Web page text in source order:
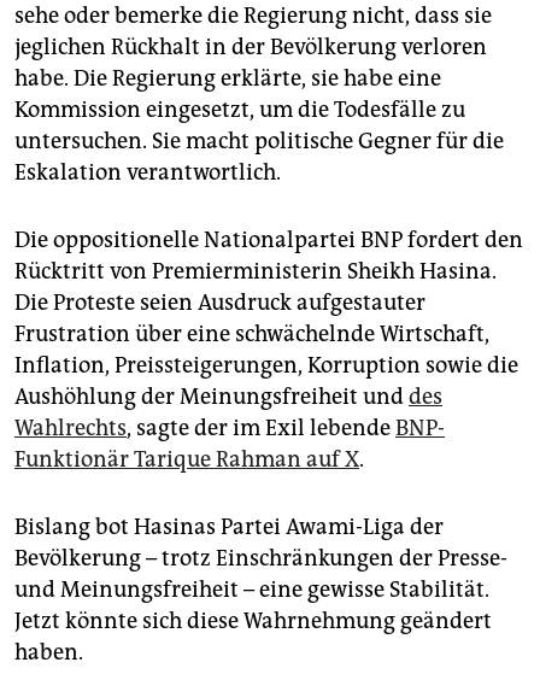
sehe oder bemerke die Regierung nicht, dass sie
jeglichen Rückhalt in der Bevölkerung verloren
habe. Die Regierung erklärte, sie habe eine
Kommission eingesetzt, um die Todesfälle zu
untersuchen. Sie macht politische Gegner für die
Eskalation verantwortlich.
Die oppositionelle Nationalpartei BNP fordert den
Rücktritt von Premierministerin Sheikh Hasina.
Die Proteste seien Ausdruck aufgestauter
Frustration über eine schwächelnde Wirtschaft,
Inflation, Preissteigerungen, Korruption sowie die
Aushöhlung der Meinungsfreiheit unddes
Wahlrechts, sagte der im Exil lebendeBNP-
Funktionär Tarique Rahman auf X.
Bislang bot Hasinas Partei Awami-Liga der
Bevölkerung – trotz Einschränkungen der Presse-
und Meinungsfreiheit – eine gewisse Stabilität.
Jetzt könnte sich diese Wahrnehmung geändert
haben.